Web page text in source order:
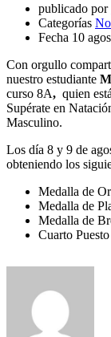
publicado por
Categorías
Fecha 10
Con orgullo
nuestro estudiante
curso 8A, quien
Supérate en
Masculino.
Los día 8 y 9 de
obteniendo los
Medalla de
Medalla de
Medalla de
Cuarto